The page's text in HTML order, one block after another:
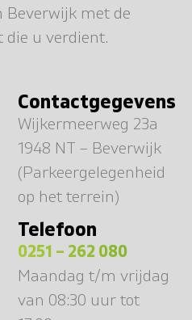
Beverwijk met de
die u verdient.
Contactgegevens
Wijkermeerweg 23a
1948 NT – Beverwijk
(Parkeergelegenheid
op het terrein)
Telefoon
0251 – 262 080
Maandag t/m vrijdag
van 08:30 uur tot